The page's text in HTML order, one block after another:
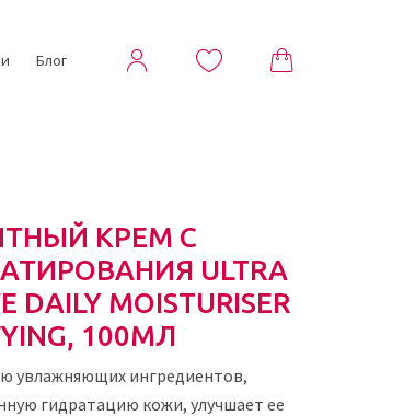
Блог
КРЕМ С
ULTRA
DAILY MOISTURISER
100МЛ
увлажняющих ингредиентов,
гидратацию кожи, улучшает ее